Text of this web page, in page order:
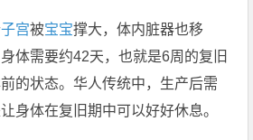
子宫被宝宝撑大，体内脏器也移
体需要约42天，也就是6周的复旧
的状态。华人传统中，生产后需
身体在复旧期中可以好好休息。